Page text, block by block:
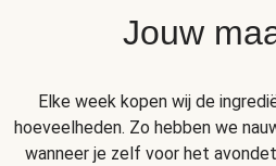
Jouw
Elke week kopen wij de
hoeveelheden. Zo hebben we
wanneer je zelf voor het